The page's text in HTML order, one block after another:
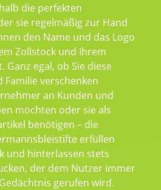
die perfekten
sie regelmäßig zur Hand
den Name und das Logo
Zollstock und Ihrem
egal, ob Sie diese
verschenken
an Kunden und
möchten oder sie als
benötigen – die
erfüllen
und hinterlassen stets
der dem Nutzer immer
gerufen wird.